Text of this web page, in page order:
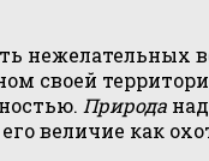
своей
Природа
величие как